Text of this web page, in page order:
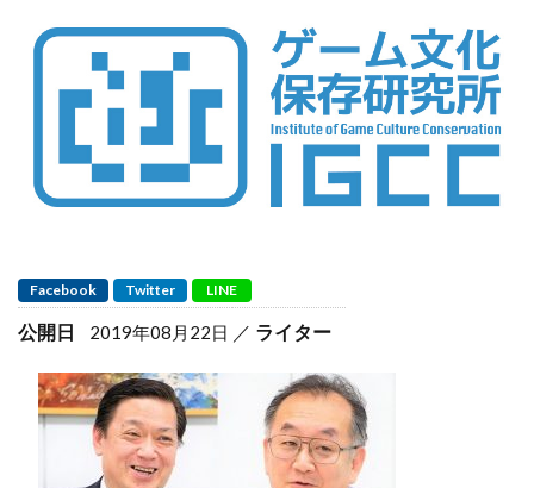
Facebook Twitter LINE
公開日 2019年08月22日 ライター